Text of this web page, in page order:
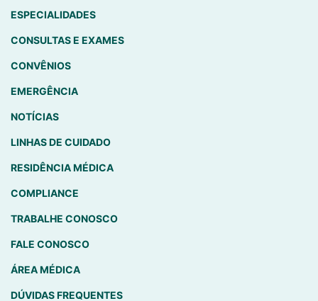
ESPECIALIDADES
CONSULTAS E EXAMES
CONVÊNIOS
EMERGÊNCIA
NOTÍCIAS
LINHAS DE CUIDADO
RESIDÊNCIA MÉDICA
COMPLIANCE
TRABALHE CONOSCO
FALE CONOSCO
ÁREA MÉDICA
DÚVIDAS FREQUENTES